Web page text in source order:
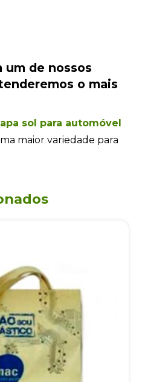
um de nossos
o mais
sol para automóvel
maior variedade para